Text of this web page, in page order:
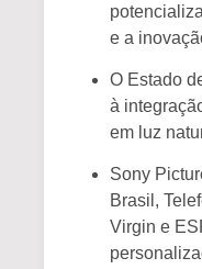
e a
O Estado
à
em luz
Sony
Brasil ,
Virgin e